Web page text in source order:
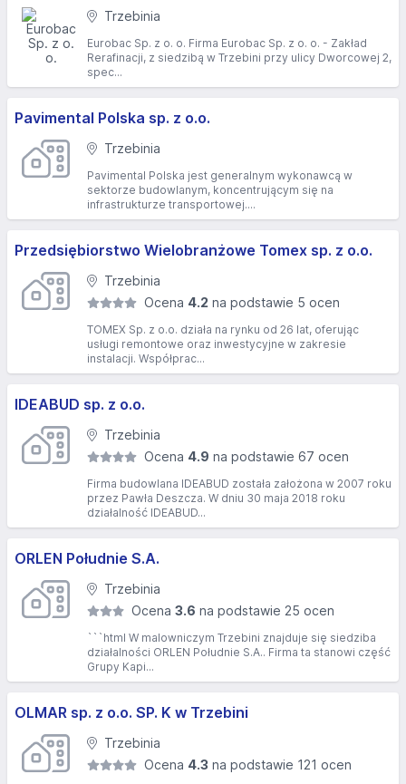
Trzebinia
Eurobac Sp. z o. o. Firma Eurobac Sp. z o. o. - Zakład
Rerafinacji, z siedzibą w Trzebini przy ulicy Dworcowej 2,
spec...
Pavimental Polska sp. z o.o.
Trzebinia
Pavimental Polska jest generalnym wykonawcą w
sektorze budowlanym, koncentrującym się na
infrastrukturze transportowej....
Przedsiębiorstwo Wielobranżowe Tomex sp. z o.o.
Trzebinia
Ocena 4.2 na podstawie 5 ocen
TOMEX Sp. z o.o. działa na rynku od 26 lat, oferując
usługi remontowe oraz inwestycyjne w zakresie
instalacji. Współprac...
IDEABUD sp. z o.o.
Trzebinia
Ocena 4.9 na podstawie 67 ocen
Firma budowlana IDEABUD została założona w 2007 roku
przez Pawła Deszcza. W dniu 30 maja 2018 roku
działalność IDEABUD...
ORLEN Południe S.A.
Trzebinia
Ocena3.6 na podstawie 25 ocen
```html W malowniczym Trzebini znajduje się siedziba
działalności ORLEN Południe S.A.. Firma ta stanowi część
Grupy Kapi...
OLMAR sp. z o.o. SP. K w Trzebini
Trzebinia
Ocena 4.3 na podstawie 121 ocen